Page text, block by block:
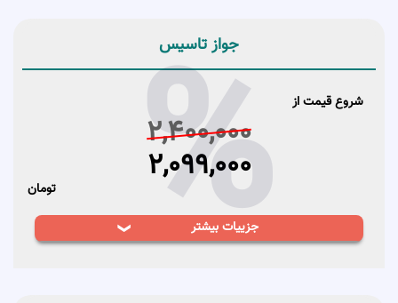
جواز تاسیس
شروع قیمت از %
2,400,000
2,099,000
تومان
جزییات بیشتر
1-كارشناسي مدارك